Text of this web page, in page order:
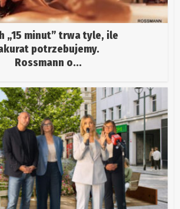
„15 minut” trwa tyle, ile
potrzebujemy.
Rossmann o...